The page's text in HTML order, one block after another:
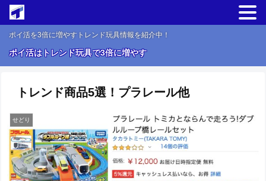
ポイ活を3倍に増やすトレンド玩具情報を紹介中！
ポイ活はトレンド玩具で3倍に増やす
トレンド商品5選！プラレール他
せどり